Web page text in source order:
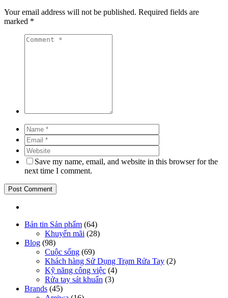
Your email address will not be published. Required fields are
marked *
Save my name, email, and website in this browser for the
next time I comment.
Bản tin Sản phẩm (64)
Khuyến mãi (28)
Blog (98)
Cuộc sống (69)
Khách hàng Sử Dụng Trạm Rửa Tay (2)
Kỹ năng công việc (4)
Rửa tay sát khuẩn (3)
Brands (45)